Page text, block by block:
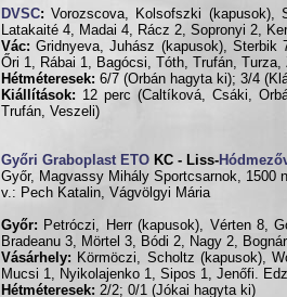
DVSC: Vorozscova, Kolsofszki (kapusok),
Latakaité 4, Madai 4, Rácz 2, Sopronyi 2,
Vác: Gridnyeva, Juhász (kapusok), Sterbik
Őri 1, Rábai 1, Bagócsi, Tóth, Trufán,
Hétméteresek: 6/7 (Orbán hagyta ki); 3/4
Kiállítások: 12 perc (Caltíková, Csáki,
Trufán, Veszeli)
Győri Graboplast ETO KC - Liss-
Győr, Magvassy Mihály Sportcsarnok, 1500
v.: Pech Katalin, Vágvölgyi Mária
Győr: Petróczi, Herr (kapusok), Vérten 8,
Bradeanu 3, Mörtel 3, Bódi 2, Nagy 2,
Vásárhely: Körmöczi, Scholtz (kapusok),
Mucsi 1, Nyikolajenko 1, Sipos 1, Jenőfi.
Hétméteresek: 2/2; 0/1 (Jókai hagyta ki)